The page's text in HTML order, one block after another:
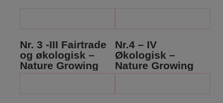
Nr. 3 -III Fairtrade
og økologisk –
Nature Growing
Nr.4 – IV
Økologisk –
Nature Growing